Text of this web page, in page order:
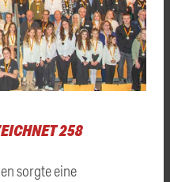
258
sorgte eine